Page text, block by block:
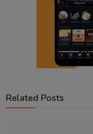
Related Posts